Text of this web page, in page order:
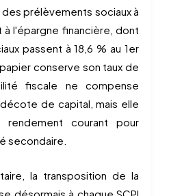
prélèvements sociaux à
à l'épargne financière, dont
passent à 18,6 % au 1er
conserve son taux de
fiscale ne compense
de capital, mais elle
courant pour
secondaire.
la transposition de la